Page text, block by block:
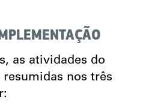
as atividades do
nos três